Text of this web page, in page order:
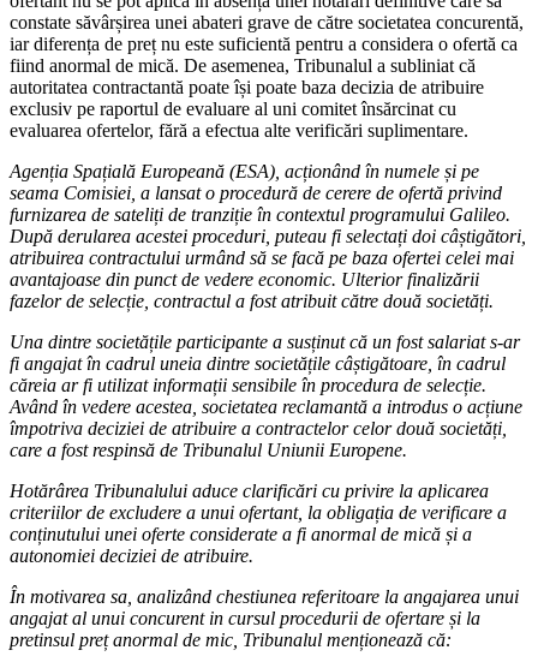
constate săvârșirea unei abateri grave de către societatea concurentă,
iar diferența de preț nu este suficientă pentru a considera o ofertă ca
fiind anormal de mică. De asemenea, Tribunalul a subliniat că
autoritatea contractantă poate își poate baza decizia de atribuire
exclusiv pe raportul de evaluare al uni comitet însărcinat cu
evaluarea ofertelor, fără a efectua alte verificări suplimentare.
Agenția Spațială Europeană (ESA), acționând în numele și pe
seama Comisiei, a lansat o procedură de cerere de ofertă privind
furnizarea de sateliți de tranziție în contextul programului Galileo.
După derularea acestei proceduri, puteau fi selectați doi câștigători,
atribuirea contractului urmând să se facă pe baza ofertei celei mai
avantajoase din punct de vedere economic. Ulterior finalizării
fazelor de selecție, contractul a fost atribuit către două societăți.
Una dintre societățile participante a susținut că un fost salariat s-ar
fi angajat în cadrul uneia dintre societățile câștigătoare, în cadrul
căreia ar fi utilizat informații sensibile în procedura de selecție.
Având în vedere acestea, societatea reclamantă a introdus o acțiune
împotriva deciziei de atribuire a contractelor celor două societăți,
care a fost respinsă de Tribunalul Uniunii Europene.
Hotărârea Tribunalului aduce clarificări cu privire la aplicarea
criteriilor de excludere a unui ofertant, la obligația de verificare a
conținutului unei oferte considerate a fi anormal de mică și a
autonomiei deciziei de atribuire.
În motivarea sa, analizând chestiunea referitoare la angajarea unui
angajat al unui concurent in cursul procedurii de ofertare și la
pretinsul preț anormal de mic, Tribunalul menționează că: